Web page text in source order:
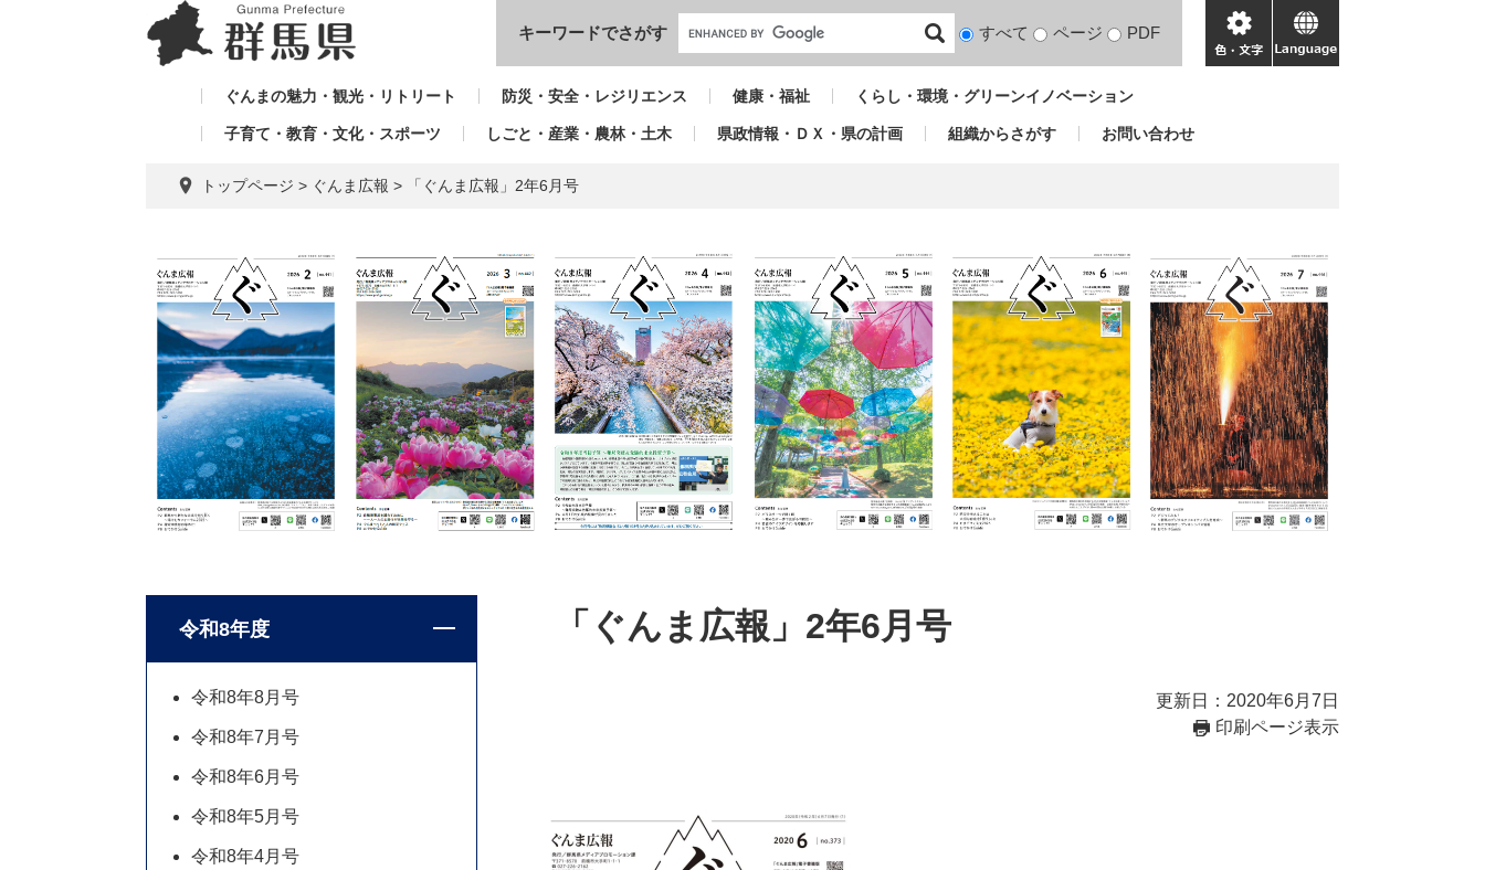
本文へ
キーワードでさがす
検
対
すべて ページ PDF
色・
文
language
ぐんまの魅力・観光・リトリート 防災・安全・レジリエンス 健康・福祉 くらし・環境・グリーンイノベーション
子育て・教育・文化・スポーツ しごと・産業・農林・土木 県政情報・ＤＸ・県の計画 組織からさがす お問い合わせ
トップページ > ぐんま広報 > 「ぐんま広報」2年6月号
「ぐんま広報」2年6月号
更新日：2020年6月7日
印刷ページ表示
令和8年度
令和8年8月号
令和8年7月号
令和8年6月号
令和8年5月号
令和8年4月号